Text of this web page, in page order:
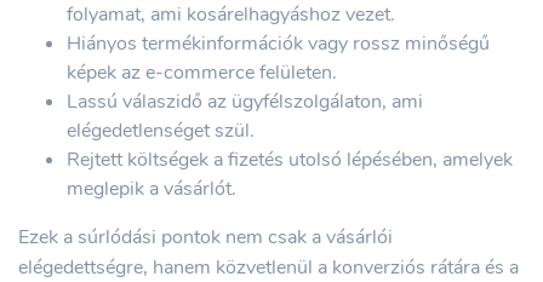
folyamat, ami kosárelhagyáshoz vezet.
Hiányos termékinformációk vagy rossz minőségű
képek az e-commerce felületen.
Lassú válaszidő az ügyfélszolgálaton, ami
elégedetlenséget szül.
Rejtett költségek a fizetés utolsó lépésében, amelyek
meglepik a vásárlót.
Ezek a súrlódási pontok nem csak a vásárlói
elégedettségre, hanem közvetlenül a konverziós rátára és a